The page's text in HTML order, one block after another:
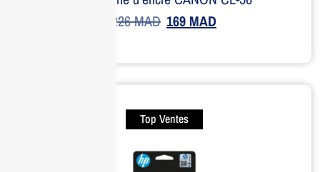
226MAD 169 MAD
Top Ventes